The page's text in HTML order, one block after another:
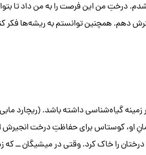
درختِ من این فرصت را به من داد تا
دهم. همچنین توانستم به ریشه‌ها فکر
گیاه‌شناسی داشته باشد. (ریچارد
او، کوستاس برای حفاظتِ درخت انجیرش
را خاک کرد. وقتی در میشیگان ‌ــ‌ که